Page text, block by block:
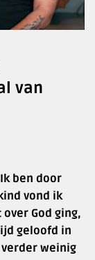
van
ben door
vond ik
God ging,
geloofd in
weinig